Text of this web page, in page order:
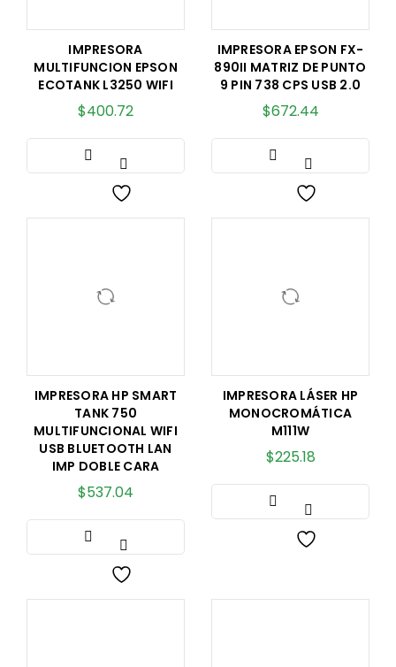
IMPRESORA
MULTIFUNCION EPSON
ECOTANK L3250 WIFI
$400.72
IMPRESORA EPSON FX-
890II MATRIZ DE PUNTO
9 PIN 738 CPS USB 2.0
$672.44
IMPRESORA HP SMART
TANK 750
MULTIFUNCIONAL WIFI
USB BLUETOOTH LAN
IMP DOBLE CARA
$537.04
IMPRESORA LÁSER HP
MONOCROMÁTICA
M111W
$225.18